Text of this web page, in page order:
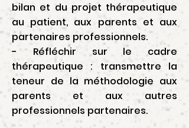
bilan et du projet thérapeutique
au patient, aux parents et aux
partenaires professionnels.
- Réfléchir sur le cadre
thérapeutique : transmettre la
teneur de la méthodologie aux
parents et aux autres
professionnels partenaires.